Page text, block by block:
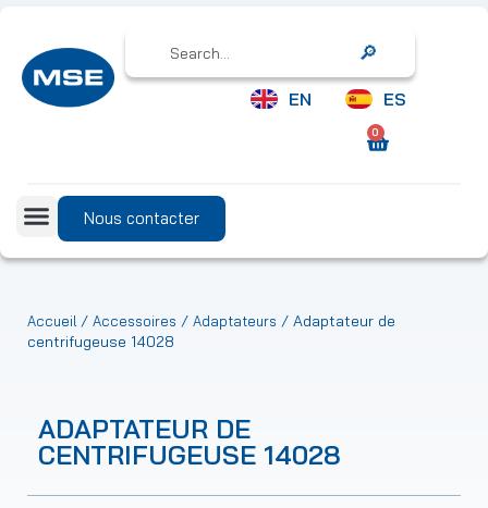
Search
EN ES
0
Nous contacter
Accueil / Accessoires / Adaptateurs / Adaptateur de
centrifugeuse 14028
ADAPTATEUR DE
CENTRIFUGEUSE 14028